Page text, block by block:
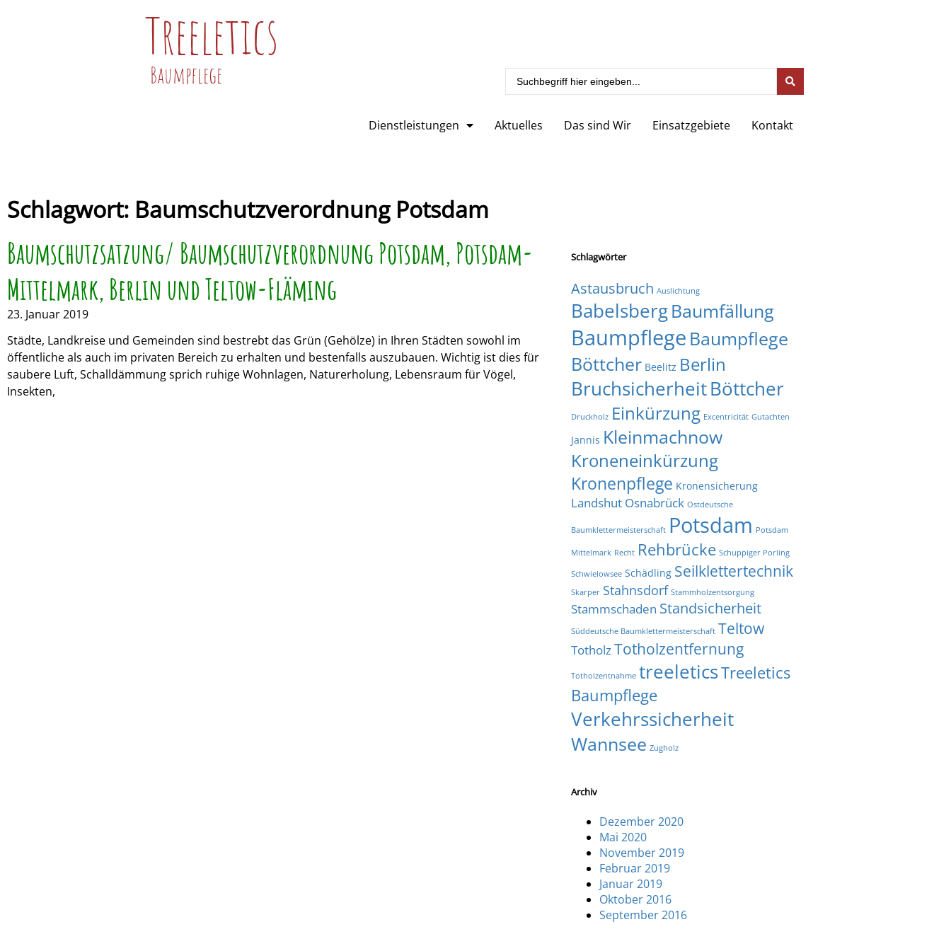
Treeletics
Baumpflege
Dienstleistungen Aktuelles Das sind Wir Einsatzgebiete Kontakt
Schlagwort: Baumschutzverordnung Potsdam
Baumschutzsatzung/ Baumschutzverordnung Potsdam, Potsdam-
Mittelmark, Berlin und Teltow-Fläming
23. Januar 2019
Städte, Landkreise und Gemeinden sind bestrebt das Grün (Gehölze) in Ihren Städten sowohl im
öffentliche als auch im privaten Bereich zu erhalten und bestenfalls auszubauen. Wichtig ist dies für
saubere Luft, Schalldämmung sprich ruhige Wohnlagen, Naturerholung, Lebensraum für Vögel,
Insekten,
Schlagwörter
Astausbruch Auslichtung
BabelsbergBaumfällung
Baumpflege Baumpflege
Böttcher Beelitz Berlin
BruchsicherheitBöttcher
Druckholz Einkürzung Excentricität Gutachten
Jannis Kleinmachnow
Kroneneinkürzung
Kronenpflege Kronensicherung
Landshut Osnabrück Ostdeutsche
Baumklettermeisterschaft Potsdam Potsdam
Mittelmark Recht Rehbrücke Schuppiger Porling
Schwielowsee Schädling Seilklettertechnik
Skarper Stahnsdorf Stammholzentsorgung
Stammschaden Standsicherheit
Süddeutsche Baumklettermeisterschaft Teltow
TotholzTotholzentfernung
Totholzentnahme treeleticsTreeletics
Baumpflege
Verkehrssicherheit
Wannsee Zugholz
Archiv
Dezember 2020
Mai 2020
November 2019
Februar 2019
Januar 2019
Oktober 2016
September 2016